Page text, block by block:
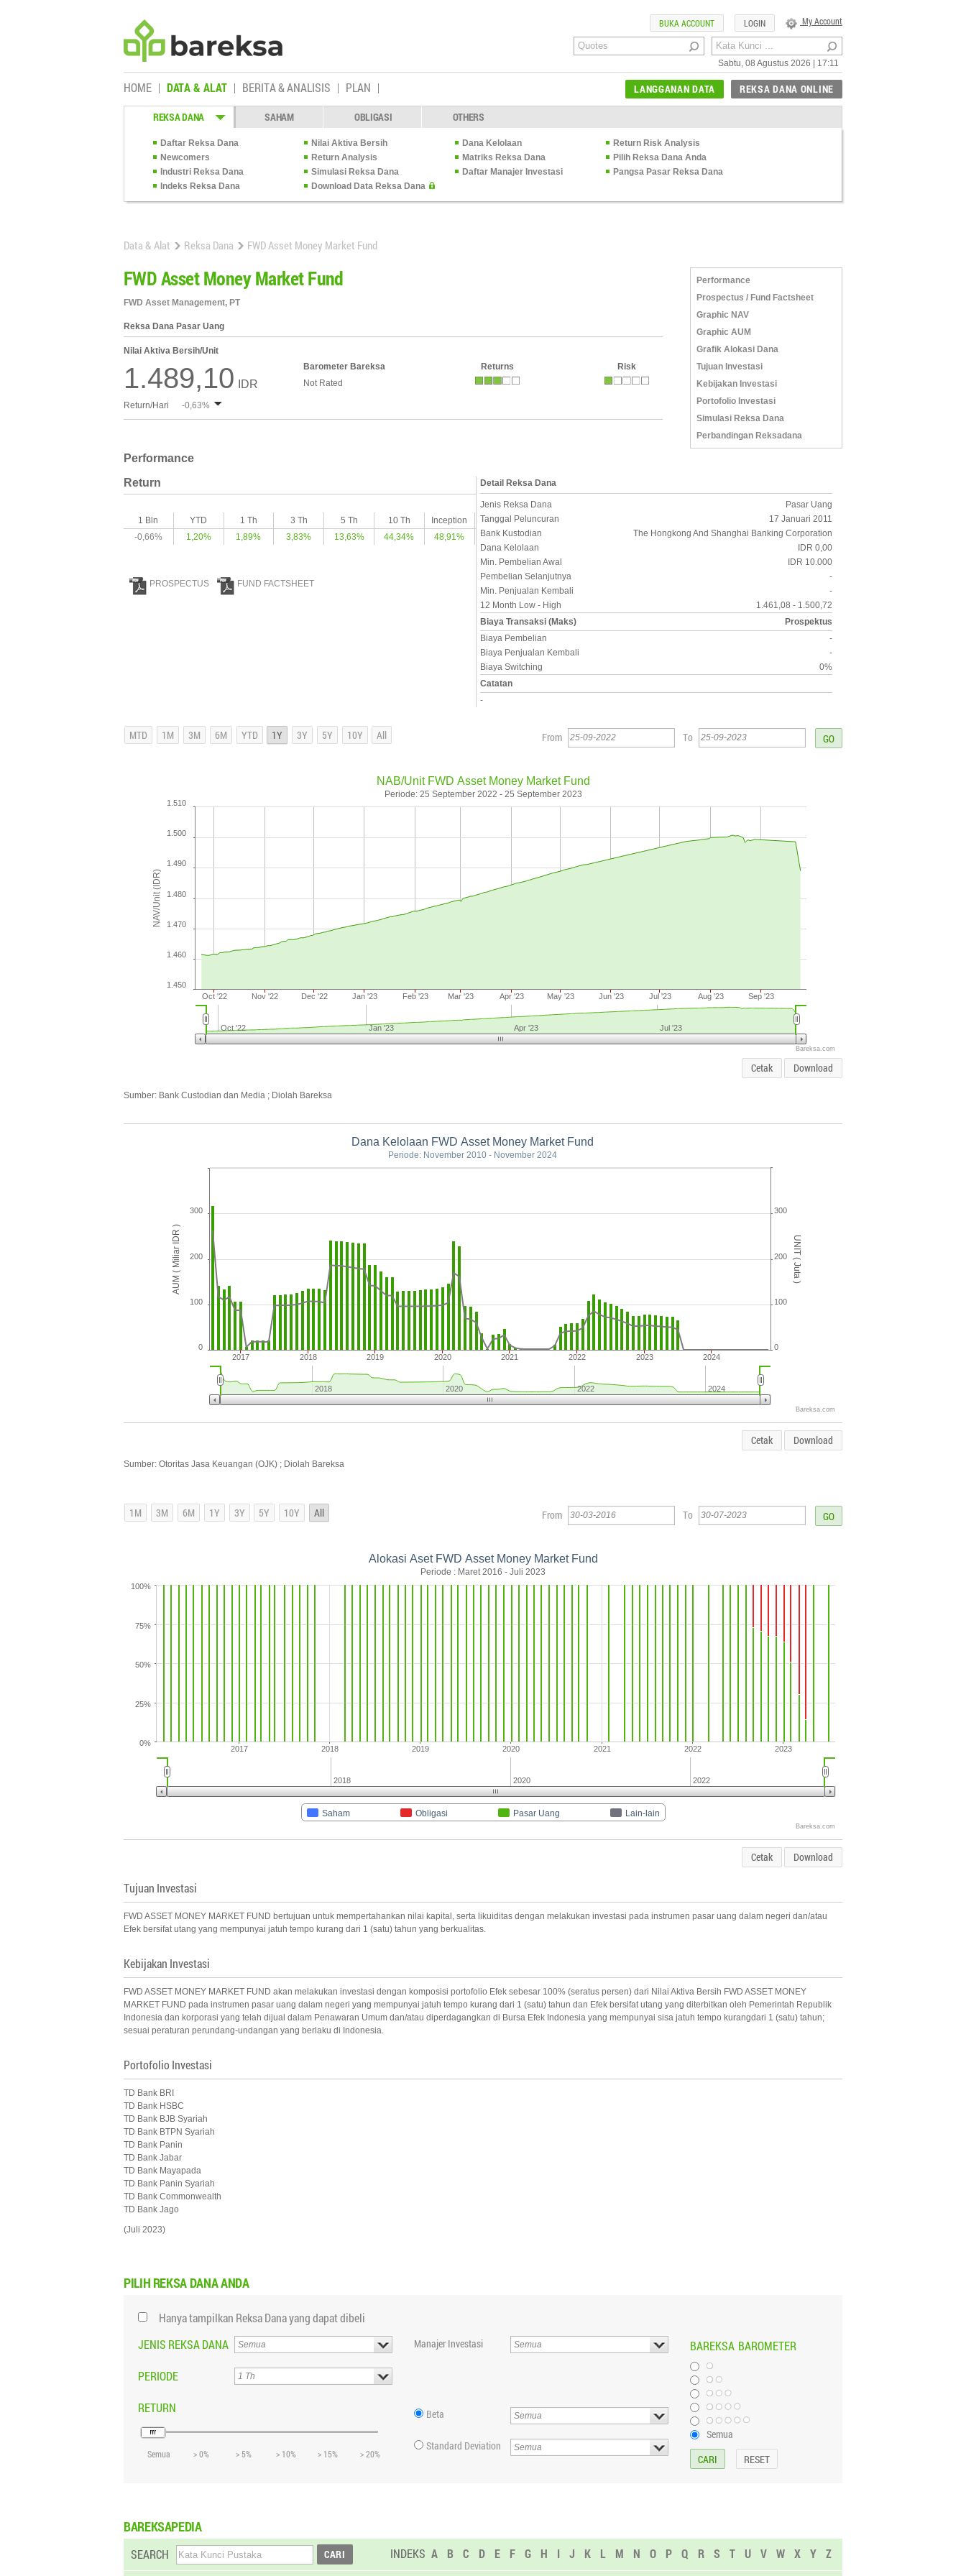
Sabtu, 08 Agustus 2026 | 17:11
My Account
LOGIN
BUKA ACCOUNT
HOME DATA & ALAT BERITA & ANALISIS PLAN REKSA DANA ONLINE
LANGGANAN DATA
REKSA DANA SAHAM OBLIGASI OTHERS
Daftar Reksa Dana Nilai Aktiva Bersih Dana Kelolaan
Return Risk Analysis
Newcomers
Return Analysis Matriks Reksa Dana
Pilih Reksa Dana Anda
Industri Reksa Dana
Simulasi Reksa Dana Daftar Manajer Investasi
Pangsa Pasar Reksa Dana
Indeks Reksa Dana
Download Data Reksa Dana
Data & Alat Reksa Dana FWD Asset Money Market Fund
FWD Asset Money Market Fund
FWD Asset Management, PT
Reksa Dana Pasar Uang
Nilai Aktiva Bersih/Unit
1.489,10 IDR
Barometer Bareksa
Not Rated
Returns Risk
Return/Hari -0,63%
Performance
Prospectus / Fund Factsheet
Graphic NAV
Graphic AUM
Grafik Alokasi Dana
Tujuan Investasi
Kebijakan Investasi
Portofolio Investasi
Simulasi Reksa Dana
Perbandingan Reksadana
Performance
Return
1 Bln YTD 1 Th 3 Th 5 Th 10 Th
Inception
-0,66%
1,20% 1,89% 3,83% 13,63% 44,34% 48,91%
PROSPECTUS FUND FACTSHEET
Detail Reksa Dana
Jenis Reksa Dana
Pasar Uang
Tanggal Peluncuran
17 Januari 2011
Bank Kustodian
The Hongkong And Shanghai Banking Corporation
Dana Kelolaan
IDR 0,00
Min. Pembelian Awal
IDR 10.000
Pembelian Selanjutnya
-
Min. Penjualan Kembali
-
12 Month Low - High
1.461,08 - 1.500,72
Biaya Transaksi (Maks)
Prospektus
Biaya Pembelian
-
Biaya Penjualan Kembali
-
Biaya Switching
0%
Catatan
-
From To
NAV/Unit (IDR)
NAB/Unit FWD Asset Money Market Fund
Periode: 25 September 2022 - 25 September 2023
Oct '22 Nov '22 Dec '22 Jan '23 Feb '23 Mar '23 Apr '23 May '23 Jun '23 Jul '23 Aug '23 Sep '23
1.450
1.460
1.470
1.480
1.490
1.500
1.510
Oct '22 Jan '23 Apr '23 Jul '23
Bareksa.com
Cetak Download
Sumber: Bank Custodian dan Media ; Diolah Bareksa
AUM ( Miliar IDR ) UNIT ( Juta )
Dana Kelolaan FWD Asset Money Market Fund
Periode: November 2010 - November 2024
2017 2018 2019 2020 2021 2022 2023 2024
0
100
200
300
0
100
200
300
2018 2020 2022 2024
Bareksa.com
Cetak Download
Sumber: Otoritas Jasa Keuangan (OJK) ; Diolah Bareksa
From To
Alokasi Aset FWD Asset Money Market Fund
Periode : Maret 2016 - Juli 2023
Saham Obligasi Pasar Uang Lain-lain
2017 2018 2019 2020 2021 2022 2023
0%
25%
50%
75%
100%
2018 2020 2022
Bareksa.com
Cetak Download
Tujuan Investasi
FWD ASSET MONEY MARKET FUND bertujuan untuk mempertahankan nilai kapital, serta likuiditas dengan melakukan investasi pada instrumen pasar uang dalam negeri dan/atau
Efek bersifat utang yang mempunyai jatuh tempo kurang dari 1 (satu) tahun yang berkualitas.
Kebijakan Investasi
FWD ASSET MONEY MARKET FUND akan melakukan investasi dengan komposisi portofolio Efek sebesar 100% (seratus persen) dari Nilai Aktiva Bersih FWD ASSET MONEY
MARKET FUND pada instrumen pasar uang dalam negeri yang mempunyai jatuh tempo kurang dari 1 (satu) tahun dan Efek bersifat utang yang diterbitkan oleh Pemerintah Republik
Indonesia dan korporasi yang telah dijual dalam Penawaran Umum dan/atau diperdagangkan di Bursa Efek Indonesia yang mempunyai sisa jatuh tempo kurangdari 1 (satu) tahun;
sesuai peraturan perundang-undangan yang berlaku di Indonesia.
Portofolio Investasi
TD Bank BRI
TD Bank HSBC
TD Bank BJB Syariah
TD Bank BTPN Syariah
TD Bank Panin
TD Bank Jabar
TD Bank Mayapada
TD Bank Panin Syariah
TD Bank Commonwealth
TD Bank Jago
(Juli 2023)
PILIH REKSA DANA ANDA
Hanya tampilkan Reksa Dana yang dapat dibeli
JENIS REKSA DANA
PERIODE
RETURN
Semua > 0% > 5% > 10% > 15% > 20%
Manajer Investasi
Beta
Standard Deviation
BAREKSA BAROMETER
Semua
BAREKSAPEDIA
SEARCH INDEKS A B C D E F G H I J K L M N O P Q R S T U V W X Y Z